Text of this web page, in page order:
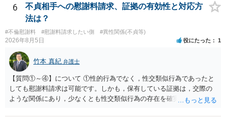
は例外的に認める扱いもありますが、かなり限定されているので一般
的ではないでしょう）。もし韓国本社がアカウント管理をしているな
ら、日本法人へ送っても「ウチでは管理していない」という回答にな
ります。 個人で直接他人のID情報の開示を求めても拒否されるでしょ
う。
6
不貞相手への慰謝料請求、証拠の有効性と対応方
法は？
#不倫慰謝料 #慰謝料請求したい側 #異性関係(不貞等)
2026年8月5日 役にたった 1
竹本 真紀 弁護士
【質問①～④】について ①性的行為でなく，性交類似行為であったと
しても慰謝料請求は可能です。しかも，保有している証拠は，交際の
ような関係にあり，少なくとも性交類似行為の存在を確実に証明でき
ことを窺わせるものです。）。ですから，慰謝料請求を進めることで